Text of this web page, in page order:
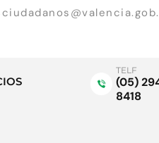
TELF
(05)
8418